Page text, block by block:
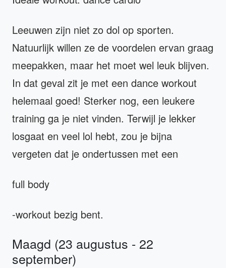
Leeuwen zijn niet zo dol op sporten.
Natuurlijk willen ze de voordelen ervan graag
meepakken, maar het moet wel leuk blijven.
In dat geval zit je met een dance workout
helemaal goed! Sterker nog, een leukere
training ga je niet vinden. Terwijl je lekker
losgaat en veel lol hebt, zou je bijna
vergeten dat je ondertussen met een
full body
-workout bezig bent.
Maagd (23 augustus - 22
september)